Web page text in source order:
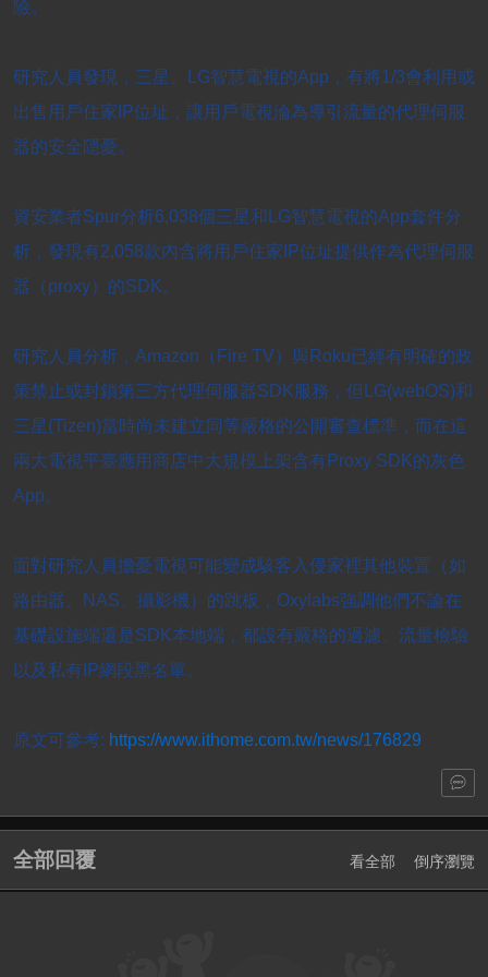
險。
研究人員發現，三星、LG智慧電視的App，有將1/3會利用或
出售用戶住家IP位址，讓用戶電視淪為導引流量的代理伺服
器的安全隱憂。
資安業者Spur分析6,038個三星和LG智慧電視的App套件分
析，發現有2,058款內含將用戶住家IP位址提供作為代理伺服
器（proxy）的SDK。
研究人員分析，Amazon（Fire TV）與Roku已經有明確的政
策禁止或封鎖第三方代理伺服器SDK服務，但LG(webOS)和
三星(Tizen)當時尚未建立同等嚴格的公開審查標準，而在這
兩大電視平臺應用商店中大規模上架含有Proxy SDK的灰色
App。
面對研究人員擔憂電視可能變成駭客入侵家裡其他裝置（如
路由器、NAS、攝影機）的跳板，Oxylabs強調他們不論在
基礎設施端還是SDK本地端，都設有嚴格的過濾、流量檢驗
以及私有IP網段黑名單。
原文可參考: https://www.ithome.com.tw/news/176829
全部回覆 看全部 倒序瀏覽